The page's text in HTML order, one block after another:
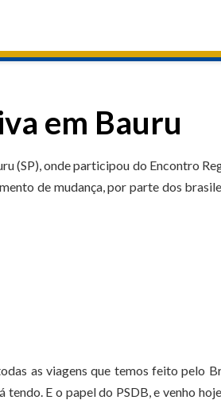
em Bauru
(SP), onde participou do Encontro
de mudança, por parte dos
as viagens que temos feito pelo
E o papel do PSDB, e venho